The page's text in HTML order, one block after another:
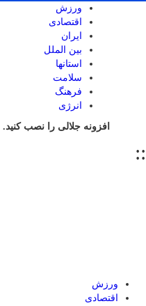
ورزش
اقتصادی
ایران
بین الملل
استانها
سلامت
فرهنگ
انرژی
افزونه جلالی را نصب کنید.
::
ورزش
اقتصادی